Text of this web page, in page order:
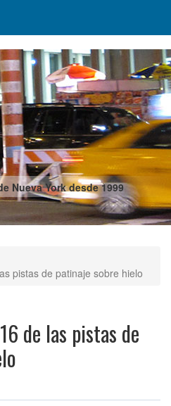
Nueva York desde 1999
pistas de patinaje sobre hielo
de las pistas de